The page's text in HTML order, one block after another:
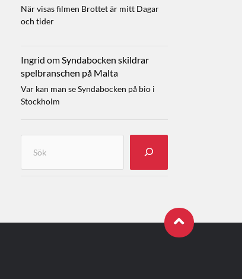
När visas filmen Brottet är mitt Dagar
och tider
Ingrid omSyndabocken skildrar
spelbranschen på Malta
Var kan man se Syndabocken på bio i
Stockholm